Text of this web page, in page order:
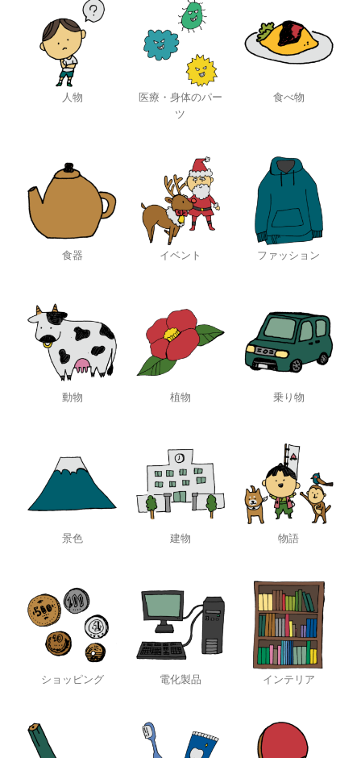
人物
医療・身体のパー
ツ
食べ物
食器 イベント ファッション
動物 植物 乗り物
景色 建物 物語
ショッピング 電化製品 インテリア